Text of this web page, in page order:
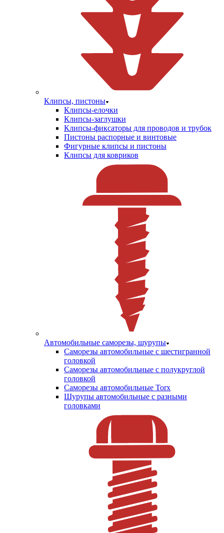
Клипсы, пистоны
Клипсы-елочки
Клипсы-заглушки
Клипсы-фиксаторы для проводов и трубок
Пистоны распорные и винтовые
Фигурные клипсы и пистоны
Клипсы для ковриков
Автомобильные саморезы, шурупы
Саморезы автомобильные с шестигранной
головкой
Саморезы автомобильные с полукруглой
головкой
Саморезы автомобильные Torx
Шурупы автомобильные с разными
головками